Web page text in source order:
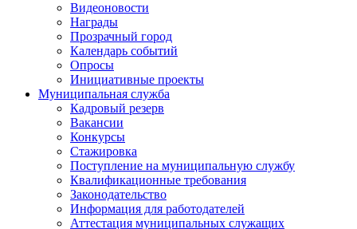
Видеоновости
Награды
Прозрачный город
Календарь событий
Опросы
Инициативные проекты
Муниципальная служба
Кадровый резерв
Вакансии
Конкурсы
Стажировка
Поступление на муниципальную службу
Квалификационные требования
Законодательство
Информация для работодателей
Аттестация муниципальных служащих